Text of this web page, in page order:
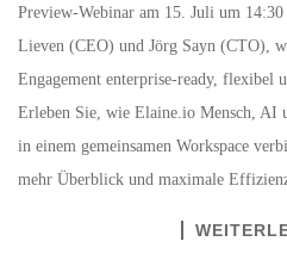
Preview-Webinar am 15. Juli um
Lieven (CEO) und Jörg Sayn (CTO),
Engagement enterprise-ready, flexibel
Erleben Sie, wie Elaine.io Mensch, AI
in einem gemeinsamen Workspace
mehr Überblick und maximale